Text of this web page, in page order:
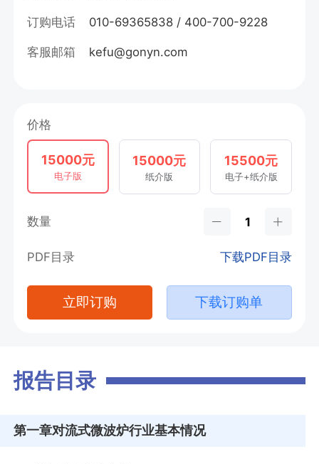
订购电话 010-69365838 / 400-700-9228
客服邮箱 kefu@gonyn.com
价格
15000元
电子版
15000元
纸介版
15500元
电子+纸介版
数量
PDF目录 下载PDF目录
立即订购 下载订购单
报告目录
第一章对流式微波炉行业基本情况